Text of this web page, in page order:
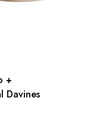
+
Davines